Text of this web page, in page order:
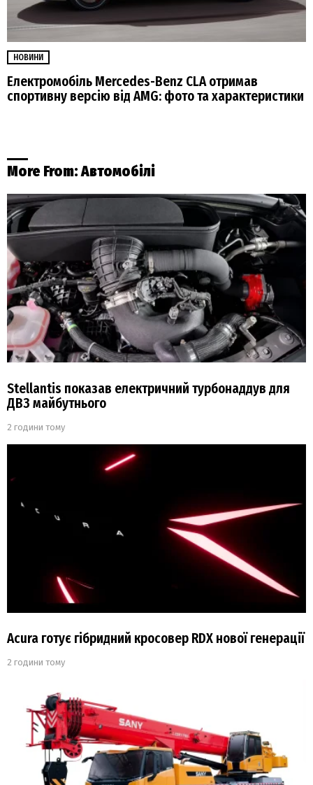
НОВИНИ
Електромобіль Mercedes-Benz CLA отримав
спортивну версію від AMG: фото та характеристики
More From:Автомобілі
Stellantis показав електричний турбонаддув для
ДВЗ майбутнього
2 години тому
Acura готує гібридний кросовер RDX нової генерації
2 години тому